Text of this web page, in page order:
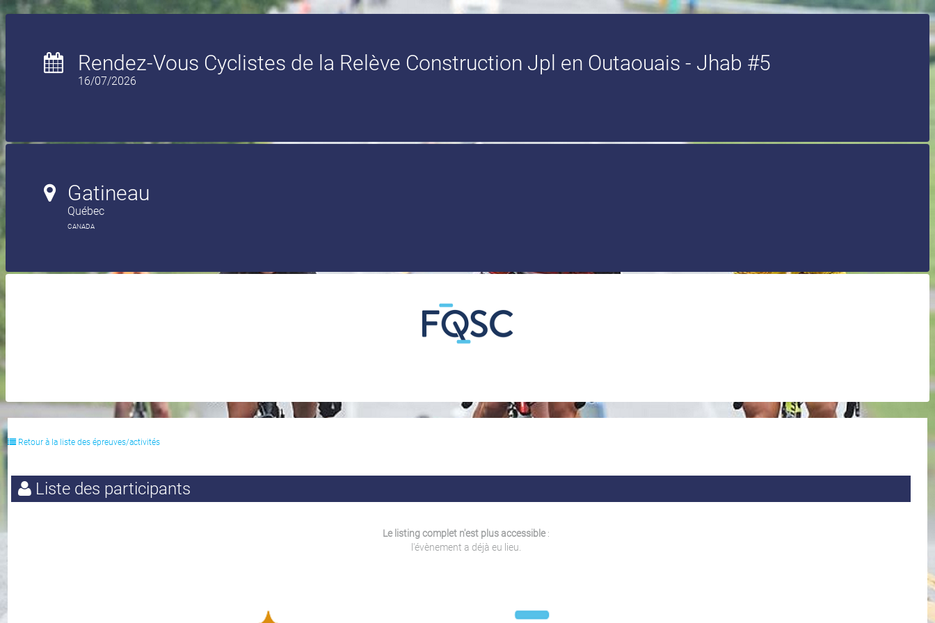
Rendez-Vous Cyclistes de la Relève Construction Jpl en Outaouais - Jhab #5
16/07/2026
Gatineau
Québec
CANADA
Retour à la liste des épreuves/activités
Liste des participants
Le listing complet n'est plus accessible:
l'évènement a déjà eu lieu.